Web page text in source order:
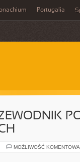
Portugalia
MOŻLIWOŚĆ